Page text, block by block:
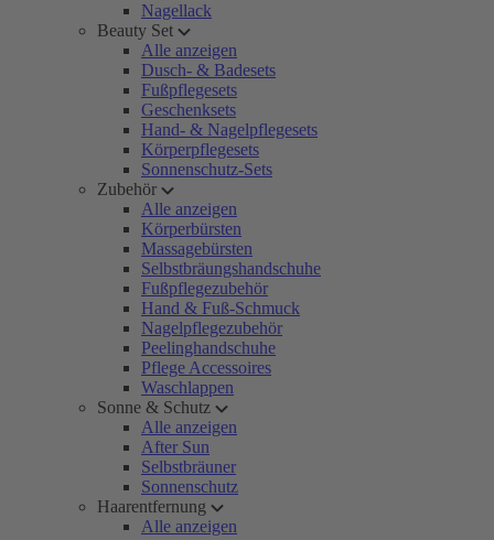
Nagellack
Beauty Set
Alle anzeigen
Dusch- & Badesets
Fußpflegesets
Geschenksets
Hand- & Nagelpflegesets
Körperpflegesets
Sonnenschutz-Sets
Zubehör
Alle anzeigen
Körperbürsten
Massagebürsten
Selbstbräungshandschuhe
Fußpflegezubehör
Hand & Fuß-Schmuck
Nagelpflegezubehör
Peelinghandschuhe
Pflege Accessoires
Waschlappen
Sonne & Schutz
Alle anzeigen
After Sun
Selbstbräuner
Sonnenschutz
Haarentfernung
Alle anzeigen